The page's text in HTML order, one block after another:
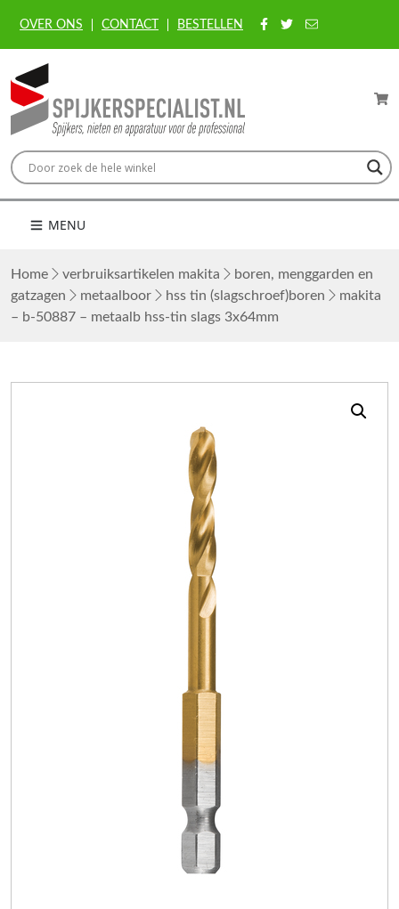
OVER ONS CONTACT BESTELLEN
MENU
Home verbruiksartikelen makita
boren, menggarden en
gatzagen
metaalboor hss tin (slagschroef)boren
makita
– b-50887 – metaalb hss-tin slags 3x64mm